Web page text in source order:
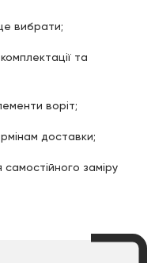
вибрати;
та
воріт;
доставки;
заміру